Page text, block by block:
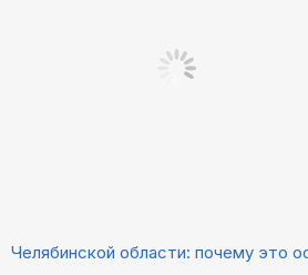
Челябинской области: почему это